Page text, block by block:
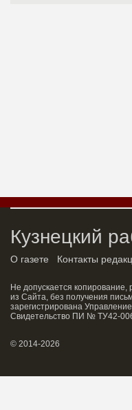
Кузнецкий
О газете Контакты
Не допускается
из Сайта, без получения
зарегистрирована
Свидетельство ПИ № ТУ42-
© 2014-2026